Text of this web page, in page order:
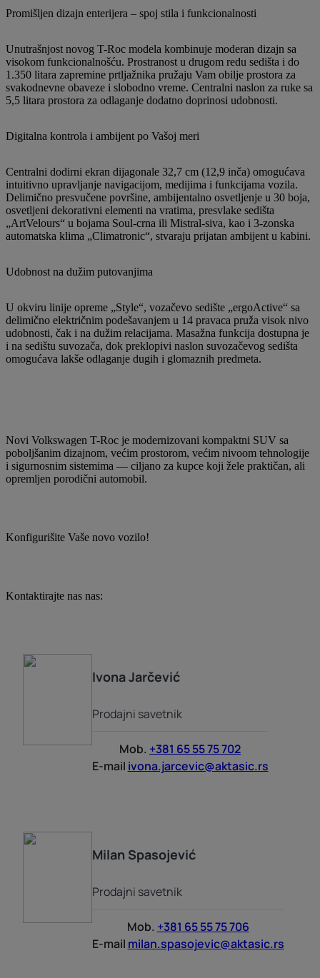
Promišljen dizajn enterijera – spoj stila i funkcionalnosti
Unutrašnjost novog T-Roc modela kombinuje moderan dizajn sa
visokom funkcionalnošću. Prostranost u drugom redu sedišta i do
1.350 litara zapremine prtljažnika pružaju Vam obilje prostora za
svakodnevne obaveze i slobodno vreme. Centralni naslon za ruke sa
5,5 litara prostora za odlaganje dodatno doprinosi udobnosti.
Digitalna kontrola i ambijent po Vašoj meri
Centralni dodirni ekran dijagonale 32,7 cm (12,9 inča) omogućava
intuitivno upravljanje navigacijom, medijima i funkcijama vozila.
Delimično presvučene površine, ambijentalno osvetljenje u 30 boja,
osvetljeni dekorativni elementi na vratima, presvlake sedišta
„ArtVelours“ u bojama Soul-crna ili Mistral-siva, kao i 3-zonska
automatska klima „Climatronic“, stvaraju prijatan ambijent u kabini.
Udobnost na dužim putovanjima
U okviru linije opreme „Style“, vozačevo sedište „ergoActive“ sa
delimično električnim podešavanjem u 14 pravaca pruža visok nivo
udobnosti, čak i na dužim relacijama. Masažna funkcija dostupna je
i na sedištu suvozača, dok preklopivi naslon suvozačevog sedišta
omogućava lakše odlaganje dugih i glomaznih predmeta.
Novi Volkswagen T-Roc je modernizovani kompaktni SUV sa
poboljšanim dizajnom, većim prostorom, većim nivoom tehnologije
i sigurnosnim sistemima — ciljano za kupce koji žele praktičan, ali
opremljen porodični automobil.
Konfigurišite Vaše novo vozilo!
Kontaktirajte nas nas:
IvonaJarčević
Prodajni savetnik
Mob. +381 65 55 75 702
E-mail ivona.jarcevic@aktasic.rs
Milan Spasojević
Prodajni savetnik
Mob. +381 65 55 75 706
E-mail milan.spasojevic@aktasic.rs